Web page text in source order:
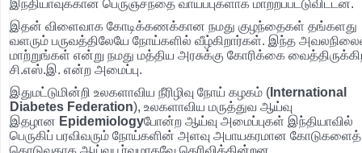
இந்தியாவுக்கான பெருஞ்சந்தை வாய்ப்புகளாக மாற்றப்பட்டுவிட்டன.
இதன் விளைவாக கோடிக்கணக்கான நமது குழந்தைகள் தங்களது
வளரும் பருவத்திலேயே நோய்களில் வீழ்கிறார்கள். இந்த
மாற்றுங்கள் என்று நமது மத்திய அரசுக்கு கோரிக்கை
சி.எஸ்.இ. என்ற அமைப்பு.
இதுமட்டுமின்றி உலகளாவிய நீரிழிவு நோய் கழகம் ( International
Diabetes Federation), உலகளாவிய மருத்துவ ஆய்வு
இதழான Epidemiologyபோன்ற ஆய்வு அமைப்புகள் இந்தியாவில்
பெருகிப் பரவிவரும் நோய்களின் அளவு அபாயகரமான கோடுகளைத்
தொடுவதாக ஆய்வுபூர்வமாகவே தெரிவிக்கின்றன.